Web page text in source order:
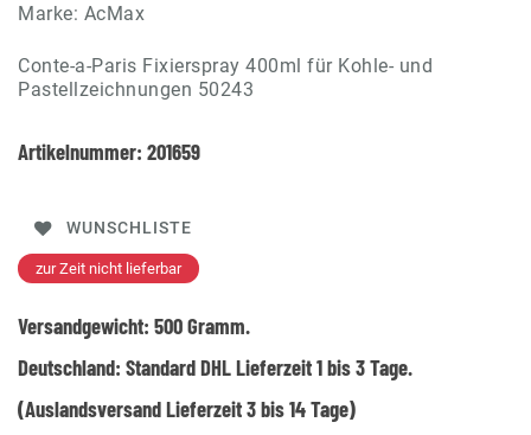
Marke: AcMax
Conte-a-Paris Fixierspray 400ml für Kohle- und
Pastellzeichnungen 50243
Artikelnummer: 201659
WUNSCHLISTE
zur Zeit nicht lieferbar
Versandgewicht: 500Gramm.
Deutschland: Standard DHL Lieferzeit 1 bis 3 Tage.
(Auslandsversand Lieferzeit 3 bis 14 Tage)